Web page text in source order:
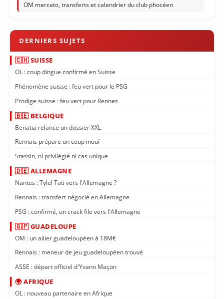
OM mercato, transferts et calendrier du club phocéen
🇨🇭 SUISSE
OL : coup dingue confirmé en Suisse
Phénomène suisse : feu vert pour le PSG
Prodige suisse : feu vert pour Rennes
🇧🇪 BELGIQUE
Benatia relance un dossier XXL
Rennais prépare un coup inouï
Stassin, ni privilégié ni cas unique
🇩🇪 ALLEMAGNE
Nantes : Tylel Tati vers l'Allemagne ?
Rennais : transfert négocié en Allemagne
PSG : confirmé, un crack file vers l'Allemagne
🇬🇵 GUADELOUPE
OM : un ailier guadeloupéen à 18M€
Rennais : meneur de jeu guadeloupéen trouvé
ASSE : départ officiel d'Yvann Maçon
🌍 AFRIQUE
OL : nouveau partenaire en Afrique